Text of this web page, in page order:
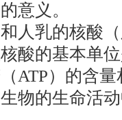
意义。
乳的核酸（
酸的基本单
ATP）的含
物的生命活